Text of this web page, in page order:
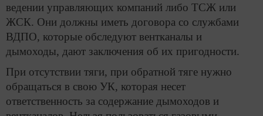
ведении управляющих компаний либо ТСЖ или
ЖСК. Они должны иметь договора со службами
ВДПО, которые обследуют вентканалы и
дымоходы, дают заключения об их пригодности.
При отсутствии тяги, при обратной тяге нужно
обращаться в свою УК, которая несет
ответственность за содержание дымоходов и